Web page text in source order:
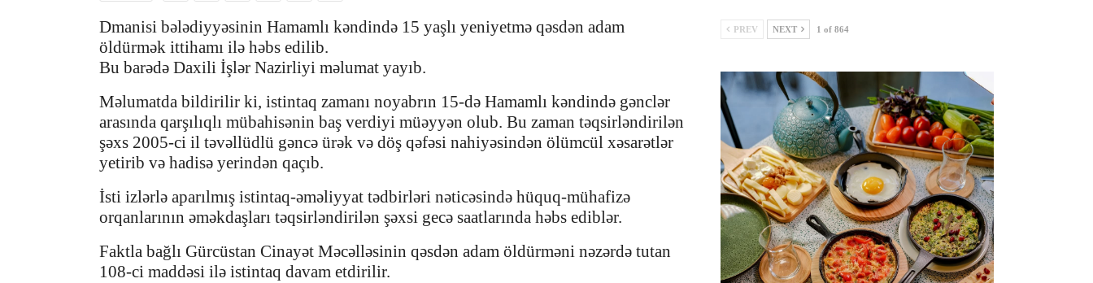
Dmanisi bələdiyyəsinin Hamamlı kəndində 15 yaşlı yeniyetmə qəsdən adam
öldürmək ittihamı ilə həbs edilib.
Bu barədə Daxili İşlər Nazirliyi məlumat yayıb.
Məlumatda bildirilir ki, istintaq zamanı noyabrın 15-də Hamamlı kəndində gənclər
arasında qarşılıqlı mübahisənin baş verdiyi müəyyən olub. Bu zaman təqsirləndirilən
şəxs 2005-ci il təvəllüdlü gəncə ürək və döş qəfəsi nahiyəsindən ölümcül xəsarətlər
yetirib və hadisə yerindən qaçıb.
İsti izlərlə aparılmış istintaq-əməliyyat tədbirləri nəticəsində hüquq-mühafizə
orqanlarının əməkdaşları təqsirləndirilən şəxsi gecə saatlarında həbs ediblər.
Faktla bağlı Gürcüstan Cinayət Məcəlləsinin qəsdən adam öldürməni nəzərdə tutan
108-ci maddəsi ilə istintaq davam etdirilir.
PREV NEXT 1 of 864